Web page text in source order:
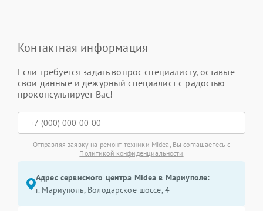
Контактная информация
Если требуется задать вопрос специалисту, оставьте
свои данные и дежурный специалист с радостью
проконсультирует Вас!
Отправляя заявку на ремонт техники Midea, Вы соглашаетесь с
Политикой конфиденциальности
Адрес сервисного центра Midea в Мариуполе:
г. Мариуполь, Володарское шоссе, 4